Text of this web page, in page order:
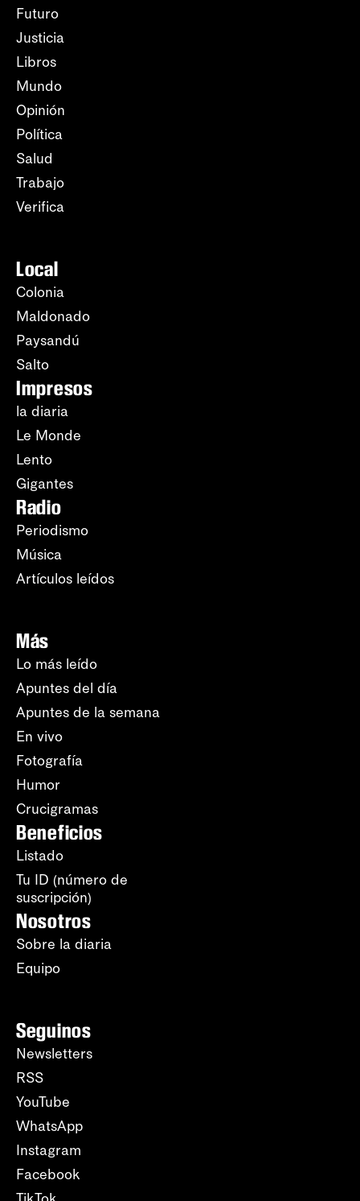
Futuro
Justicia
Libros
Mundo
Opinión
Política
Salud
Trabajo
Verifica
Local
Colonia
Maldonado
Paysandú
Salto
Impresos
la diaria
Le Monde
Lento
Gigantes
Radio
Periodismo
Música
Artículos leídos
Más
Lo más leído
Apuntes del día
Apuntes de la semana
En vivo
Fotografía
Humor
Crucigramas
Beneficios
Listado
Tu ID (número de
suscripción)
Nosotros
Sobre la diaria
Equipo
Seguinos
Newsletters
RSS
YouTube
WhatsApp
Instagram
Facebook